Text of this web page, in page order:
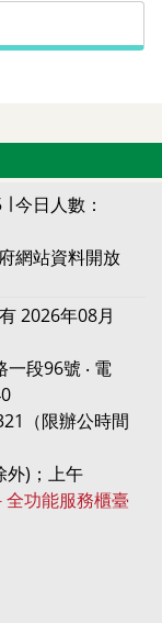
今日人數：
網站資料開放
2026年08月
段96號 ‧ 電
（限辦公時間
外)；上午
全功能服務櫃臺